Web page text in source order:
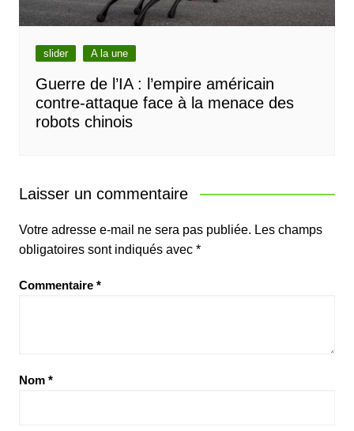
slider A la une
Guerre de l’IA : l’empire américain
contre-attaque face à la menace des
robots chinois
Laisser un commentaire
Votre adresse e-mail ne sera pas publiée. Les champs
obligatoires sont indiqués avec *
Commentaire *
Nom *